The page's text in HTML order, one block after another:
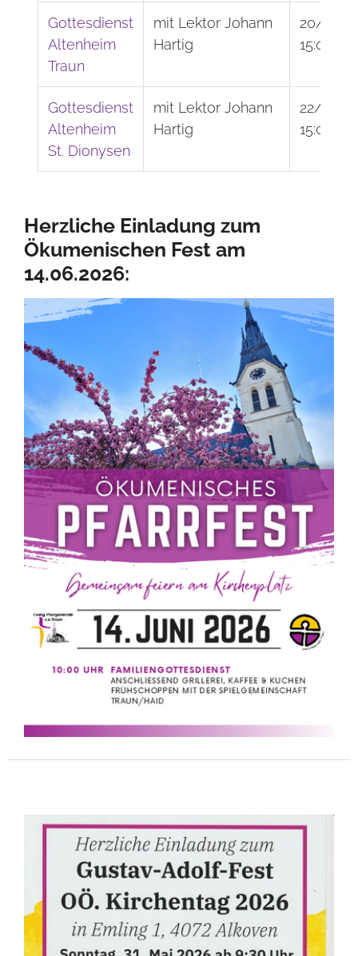
Gottesdienst
Altenheim
Traun
mit Lektor Johann
Hartig
20/10/
15:00
Gottesdienst
Altenheim
St. Dionysen
mit Lektor Johann
Hartig
22/10/
15:00
Herzliche Einladung zum
Ökumenischen Fest am
14.06.2026: